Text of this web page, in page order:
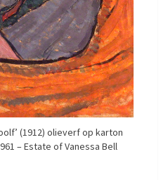
A
R
V
R
I
J
H
E
I
D
(1912) olieverf op karton
– Estate of Vanessa Bell